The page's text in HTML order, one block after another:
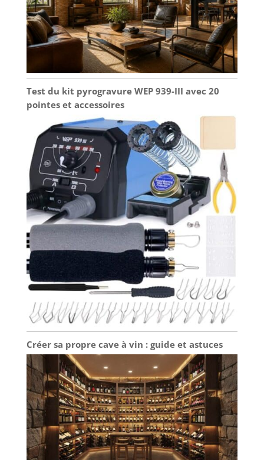
Test du kit pyrogravure WEP 939-III avec 20
pointes et accessoires
Créer sa propre cave à vin : guide et astuces